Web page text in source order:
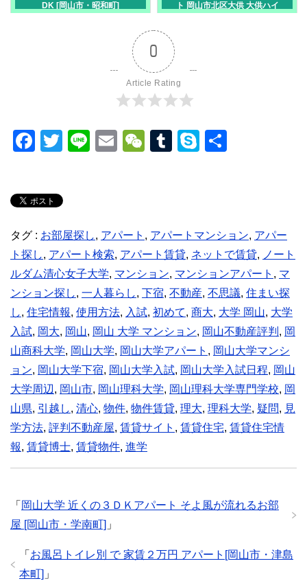
DK [岡山市・昭和町]
ト 岡山市北区大供 大供ハイ
0
Article Rating
F
e
b
o
o
k
T
er
Li
E
W
at
T
r
S
タグ : お部屋探し, アパート , アパートマンション, アパー
ト探し, アパート検索, アパート賃貸, ネットで賃貸, ノート
ルダム清心女子大学, マンション, マンションアパート , マ
ンション探し, 一人暮らし, 下宿, 不動産, 不思議, 住まい探
し, 住宅情報, 使用方法, 入試, 初めて, 商大, 大学 岡山, 大学
入試, 岡大, 岡山, 岡山 大学 マンション, 岡山不動産評判 , 岡
山商科大学, 岡山大学, 岡山大学アパート , 岡山大学マンシ
ョン, 岡山大学下宿, 岡山大学入試, 岡山大学入試日程, 岡山
大学周辺 , 岡山市, 岡山理科大学, 岡山理科大学専門学校, 岡
山県, 引越し, 清心, 物件, 物件賃貸, 理大, 理科大学, 疑問, 見
学方法, 評判不動産屋, 賃貸サイト , 賃貸住宅, 賃貸住宅情
報, 賃貸博士, 賃貸物件, 進学
「 岡山大学 近くの３ＤＫアパート そよ風が流れるお部
屋 [岡山市・学南町] 」
「 お風呂トイレ別 で 家賃２万円 アパート[岡山市・津島
本町] 」